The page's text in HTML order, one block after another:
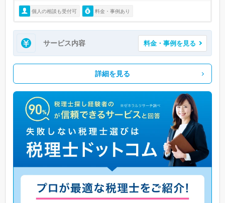
個人の相談も受付可 料金・事例あり
サービス内容 料金・事例を見る
詳細を見る